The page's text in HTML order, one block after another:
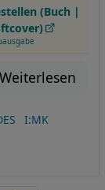
(Buch |
Weiterlesen
I:MK